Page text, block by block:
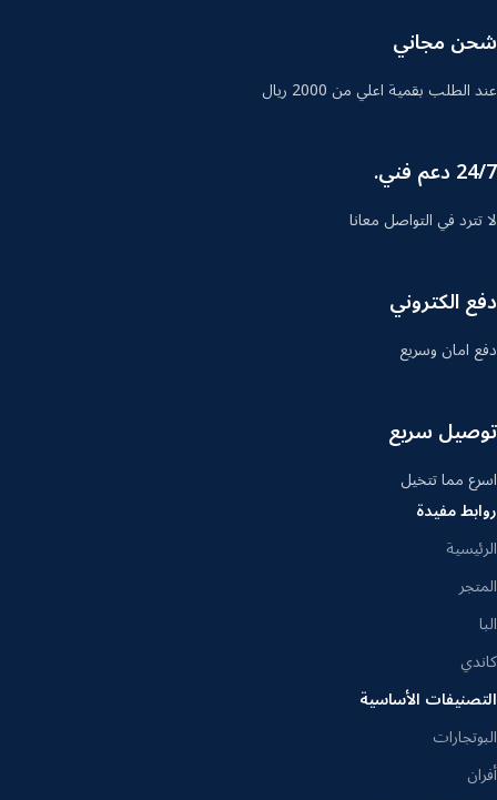
شحن مجاني
عند الطلب بقمية اعلي من 2000 ريال
24/7 دعم فني.
لا تترد في التواصل معانا
دفع الكتروني
دفع امان وسريع
توصيل سريع
اسرع مما تتخيل
روابط مفيدة
الرئيسية
المتجر
البا
كاندي
التصنيفات الأساسية
البوتجارات
أفران